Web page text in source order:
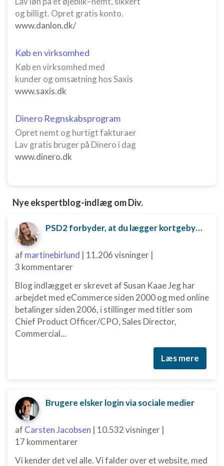
og billigt. Opret gratis konto.
www.danlon.dk/
Køb en virksomhed
Køb en virksomhed med
kunder og omsætning hos Saxis
www.saxis.dk
Dinero Regnskabsprogram
Opret nemt og hurtigt fakturaer
Lav gratis bruger på Dinero i dag
www.dinero.dk
Nye ekspertblog-indlæg om Div.
PSD2 forbyder, at du lægger kortgebyret ud til dine kunder fra 1. januar 2018
af martinebirlund | 11.206 visninger |
3 kommentarer
Blog indlægget er skrevet af Susan Kaae Jeg har
arbejdet med eCommerce siden 2000 og med online
betalinger siden 2006, i stillinger med titler som
Chief Product Officer/CPO, Sales Director,
Commercial...
Læs mere
Brugere elsker login via sociale medier
af Carsten Jacobsen | 10.532 visninger |
17 kommentarer
Vi kender det vel alle. Vi falder over et website, med